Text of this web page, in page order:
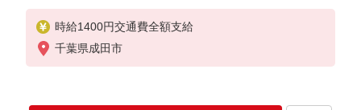
時給1400円交通費全額支給
千葉県成田市